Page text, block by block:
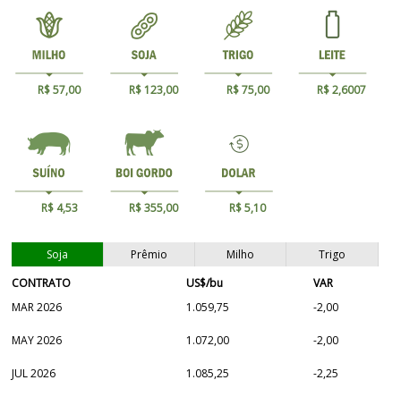
R$ 57,00 R$ 123,00 R$ 75,00 R$ 2,6007
R$ 4,53 R$ 355,00 R$ 5,10
Soja Prêmio Milho
Trigo
CONTRATO
US$/bu
VAR
MAR 2026
1.059,75 -2,00
MAY 2026 1.072,00 -2,00
JUL 2026 1.085,25 -2,25